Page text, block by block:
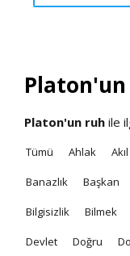
Platon'un ruh ile
Tümü Ahlak Akıl
Banazlık Başkan
Bilgisizlik Bilmek
Devlet Doğru